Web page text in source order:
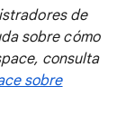
de
sobre cómo
consulta
sobre